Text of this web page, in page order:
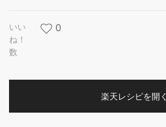
いい
ね！
数
0
楽天レシピを開く